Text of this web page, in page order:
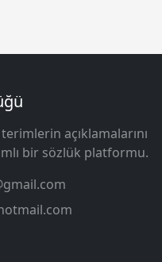
açıklamalarını
bir sözlük platformu.